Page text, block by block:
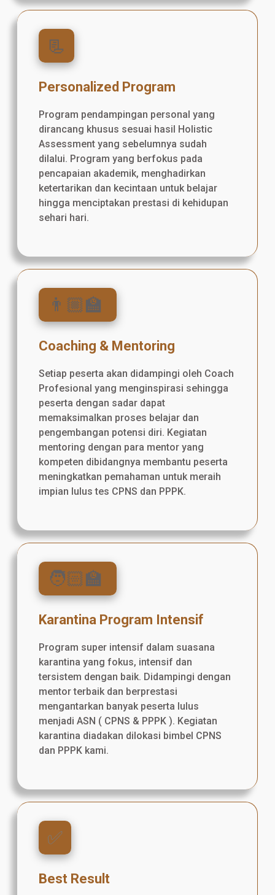
📃
Personalized Program
Program pendampingan personal yang
dirancang khusus sesuai hasil Holistic
Assessment yang sebelumnya sudah
dilalui. Program yang berfokus pada
pencapaian akademik, menghadirkan
ketertarikan dan kecintaan untuk belajar
hingga menciptakan prestasi di kehidupan
sehari hari.
👨🏼‍🏫
Coaching & Mentoring
Setiap peserta akan didampingi oleh Coach
Profesional yang menginspirasi sehingga
peserta dengan sadar dapat
memaksimalkan proses belajar dan
pengembangan potensi diri. Kegiatan
mentoring dengan para mentor yang
kompeten dibidangnya membantu peserta
meningkatkan pemahaman untuk meraih
impian lulus tes CPNS dan PPPK.
🧑🏻‍🏫
Karantina Program Intensif
Program super intensif dalam suasana
karantina yang fokus, intensif dan
tersistem dengan baik. Didampingi dengan
mentor terbaik dan berprestasi
mengantarkan banyak peserta lulus
menjadi ASN ( CPNS & PPPK ). Kegiatan
karantina diadakan dilokasi bimbel CPNS
dan PPPK kami.
✅️
Best Result